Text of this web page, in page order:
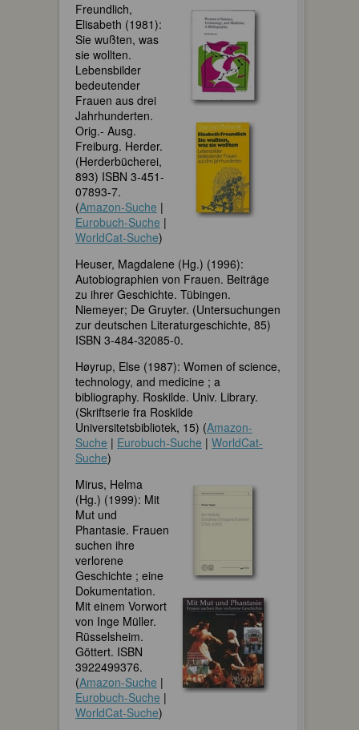
Freundlich,
Elisabeth (1981):
Sie wußten, was
sie wollten.
Lebensbilder
bedeutender
Frauen aus drei
Jahrhunderten.
Orig.- Ausg.
Freiburg. Herder.
(Herderbücherei,
893) ISBN 3-451-
07893-7.
(Amazon-Suche |
Eurobuch-Suche |
WorldCat-Suche)
Heuser, Magdalene (Hg.) (1996):
Autobiographien von Frauen. Beiträge
zu ihrer Geschichte. Tübingen.
Niemeyer; De Gruyter. (Untersuchungen
zur deutschen Literaturgeschichte, 85)
ISBN 3-484-32085-0.
Høyrup, Else (1987): Women of science,
technology, and medicine ; a
bibliography. Roskilde. Univ. Library.
(Skriftserie fra Roskilde
Universitetsbibliotek, 15) (Amazon-
Suche | Eurobuch-Suche | WorldCat-
Suche)
Mirus, Helma
(Hg.) (1999): Mit
Mut und
Phantasie. Frauen
suchen ihre
verlorene
Geschichte ; eine
Dokumentation.
Mit einem Vorwort
von Inge Müller.
Rüsselsheim.
Göttert. ISBN
3922499376.
(Amazon-Suche |
Eurobuch-Suche |
WorldCat-Suche)